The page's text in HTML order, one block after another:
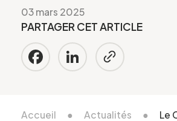
Accueil ● Actualités ●
Le
03 mars 2025
PARTAGER CET ARTICLE
Facebook
LinkedIn